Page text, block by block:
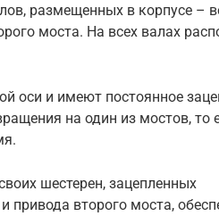
размещенных в корпусе –
моста. На всех валах
оси и имеют постоянное
на один из мостов, то
шестерен, зацепленных
привода второго моста,